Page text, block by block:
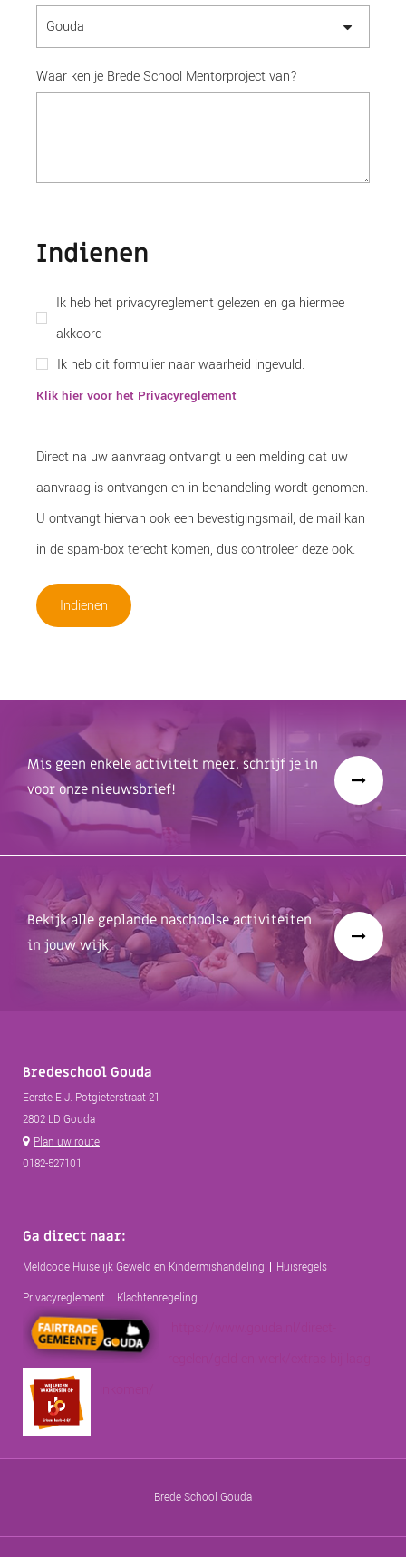
Waar ken je Brede School Mentorproject van?
Indienen
Ik heb het privacyreglement gelezen en ga hiermee
akkoord
Ik heb dit formulier naar waarheid ingevuld.
Klik hier voor het Privacyreglement
Direct na uw aanvraag ontvangt u een melding dat uw
aanvraag is ontvangen en in behandeling wordt genomen.
U ontvangt hiervan ook een bevestigingsmail, de mail kan
in de spam-box terecht komen, dus controleer deze ook.
Mis geen enkele activiteit meer, schrijf je in
voor onze nieuwsbrief!
Bekijk alle geplande naschoolse activiteiten
in jouw wijk
Bredeschool Gouda
Eerste E.J. Potgieterstraat 21
2802 LD Gouda
Plan uw route
0182-527101
Ga direct naar:
Meldcode Huiselijk Geweld en Kindermishandeling
Huisregels
Privacyreglement
Klachtenregeling
Brede School Gouda